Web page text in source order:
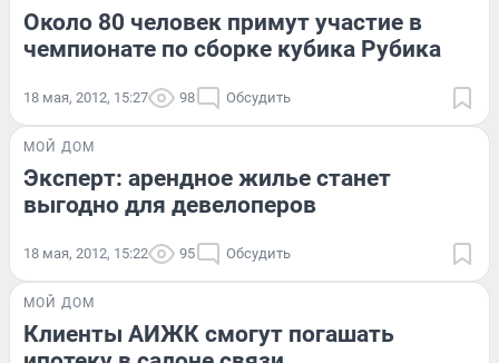
Около 80 человек примут участие в
чемпионате по сборке кубика Рубика
18 мая, 2012, 15:27 98 Обсудить
МОЙ ДОМ
Эксперт: арендное жилье станет
выгодно для девелоперов
18 мая, 2012, 15:22 95 Обсудить
МОЙ ДОМ
Клиенты АИЖК смогут погашать